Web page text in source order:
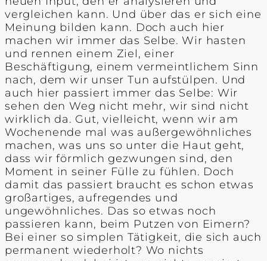
vergleichen kann. Und über das er sich eine
Meinung bilden kann. Doch auch hier
machen wir immer das Selbe. Wir hasten
und rennen einem Ziel, einer
Beschäftigung, einem vermeintlichem Sinn
nach, dem wir unser Tun aufstülpen. Und
auch hier passiert immer das Selbe: Wir
sehen den Weg nicht mehr, wir sind nicht
wirklich da. Gut, vielleicht, wenn wir am
Wochenende mal was außergewöhnliches
machen, was uns so unter die Haut geht,
dass wir förmlich gezwungen sind, den
Moment in seiner Fülle zu fühlen. Doch
damit das passiert braucht es schon etwas
großartiges, aufregendes und
ungewöhnliches. Das so etwas noch
passieren kann, beim Putzen von Eimern?
Bei einer so simplen Tätigkeit, die sich auch
permanent wiederholt? Wo nichts